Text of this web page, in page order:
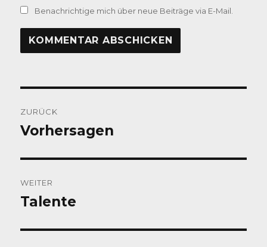
Benachrichtige mich über neue Beiträge via E-Mail.
ZURÜCK
Vorheriger
Vorhersagen
WEITER
Nächster
Talente